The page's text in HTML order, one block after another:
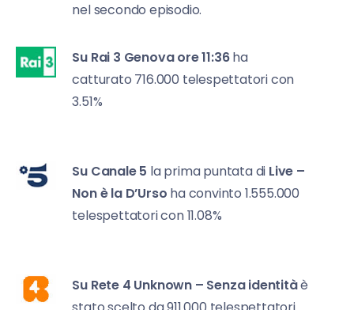
nel secondo episodio.
Su Rai 3 Genova ore 11:36ha
catturato 716.000 telespettatori con
3.51%
Su Canale 5 la prima puntata di Live –
Non è la D’Urso ha convinto 1.555.000
telespettatori con 11.08%
Su Rete 4 Unknown – Senza identitàè